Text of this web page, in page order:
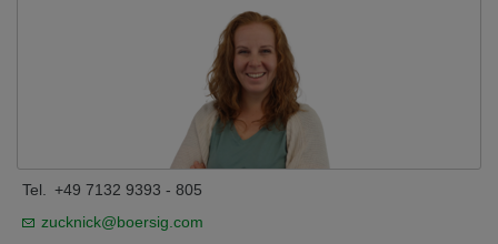
Tel.
+49 7132 9393 - 805
zucknick@boersig.com